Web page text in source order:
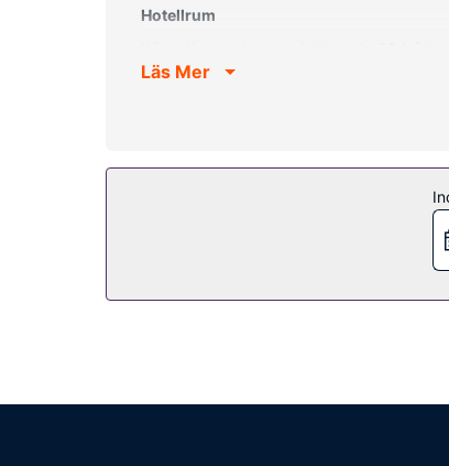
Hotellrum
Privat badrum med badkar eller dusch,
Restaurang
Här erbjuds en gratis frukost med
Gäster har tillgång till bland annat
Läs Mer